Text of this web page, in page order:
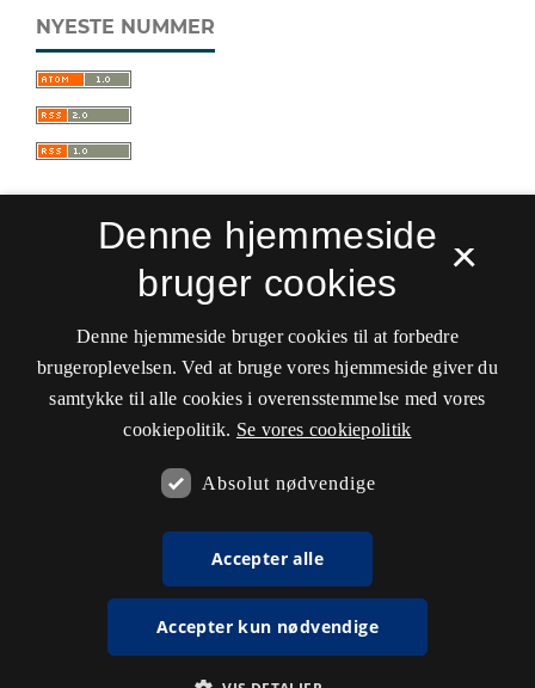
NYESTE NUMMER
Sprogforum. Tidsskrift for sprog- og
kulturpædagogik
ISSN 0909-9328 (Trykt)
ISSN 1399-8617 (Online)
Tilgængelighedserklæring
Det Kgl. Bibliotek
×
Denne hjemmeside
bruger cookies
Denne hjemmeside bruger cookies til at forbedre
brugeroplevelsen. Ved at bruge vores hjemmeside giver du
samtykke til alle cookies i overensstemmelse med vores
cookiepolitik. Se vores cookiepolitik
Absolut nødvendige
Accepter alle
Accepter kun nødvendige